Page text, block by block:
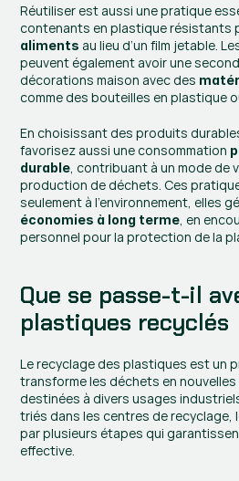
Réutiliser est aussi une pratique
contenants en plastique résistants
aliments au lieu d’un film jetable.
peuvent également avoir une
décorations maison avec des
comme des bouteilles en plastique
En choisissant des produits
favorisez aussi une consommation
durable , contribuant à un mode de
production de déchets. Ces
économies à long terme , en
personnel pour la protection de la
Que se passe-t-il
plastiques recyclés
Le recyclage des plastiques est un
transforme les déchets en
destinées à divers usages
triés dans les centres de
par plusieurs étapes qui
effective.